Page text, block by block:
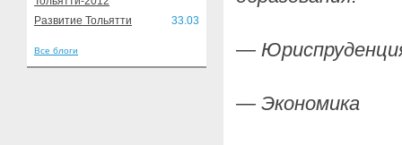
Развитие Тольятти 33.03
Все блоги —
— Экономика